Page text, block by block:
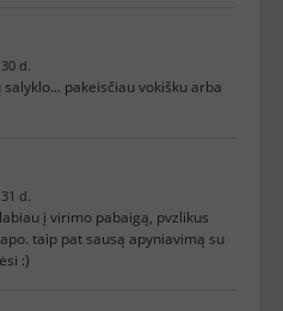
d.
pakeisčiau vokišku arba
d.
į virimo pabaigą, pvzlikus
taip pat sausą apyniavimą su
:)